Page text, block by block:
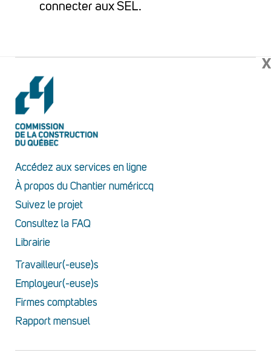
connecter aux SEL.
X
Accédez aux services en ligne
À propos du Chantier numériccq
Suivez le projet
Consultez la FAQ
Librairie
Travailleur(-euse)s
Employeur(-euse)s
Firmes comptables
Rapport mensuel